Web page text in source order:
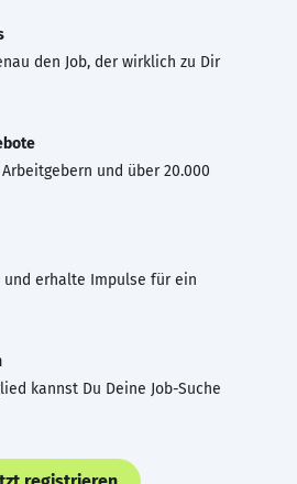
den Job, der wirklich zu Dir
und über 20.000
und erhalte Impulse für ein
kannst Du Deine Job-Suche